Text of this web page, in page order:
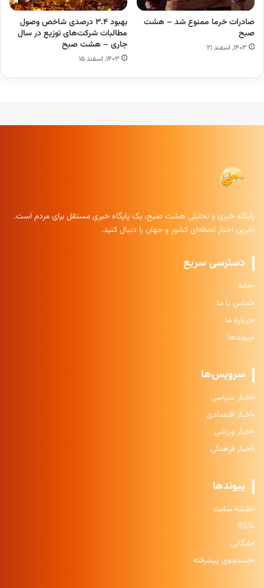
صادرات خرما ممنوع شد – هشت
صبح
۱۴۰۳, اسفند ۲۱
بهبود ۳.۴ درصدی شاخص وصول
مطالبات شرکت‌های توزیع در سال
جاری – هشت صبح
۱۴۰۳, اسفند ۱۵
پایگاه خبری و تحلیلی هشت صبح، یک پایگاه خبری مستقل برای مردم است.
آخرین اخبار لحظه‌ای کشور و جهان را دنبال کنید.
دسترسی سریع
خانه
تماس با ما
درباره ما
پیوندها
سرویس‌ها
اخبار سیاسی
اخبار اقتصادی
اخبار ورزشی
اخبار فرهنگی
پیوندها
نقشه سایت
RSS
بایگانی
جستجوی پیشرفته